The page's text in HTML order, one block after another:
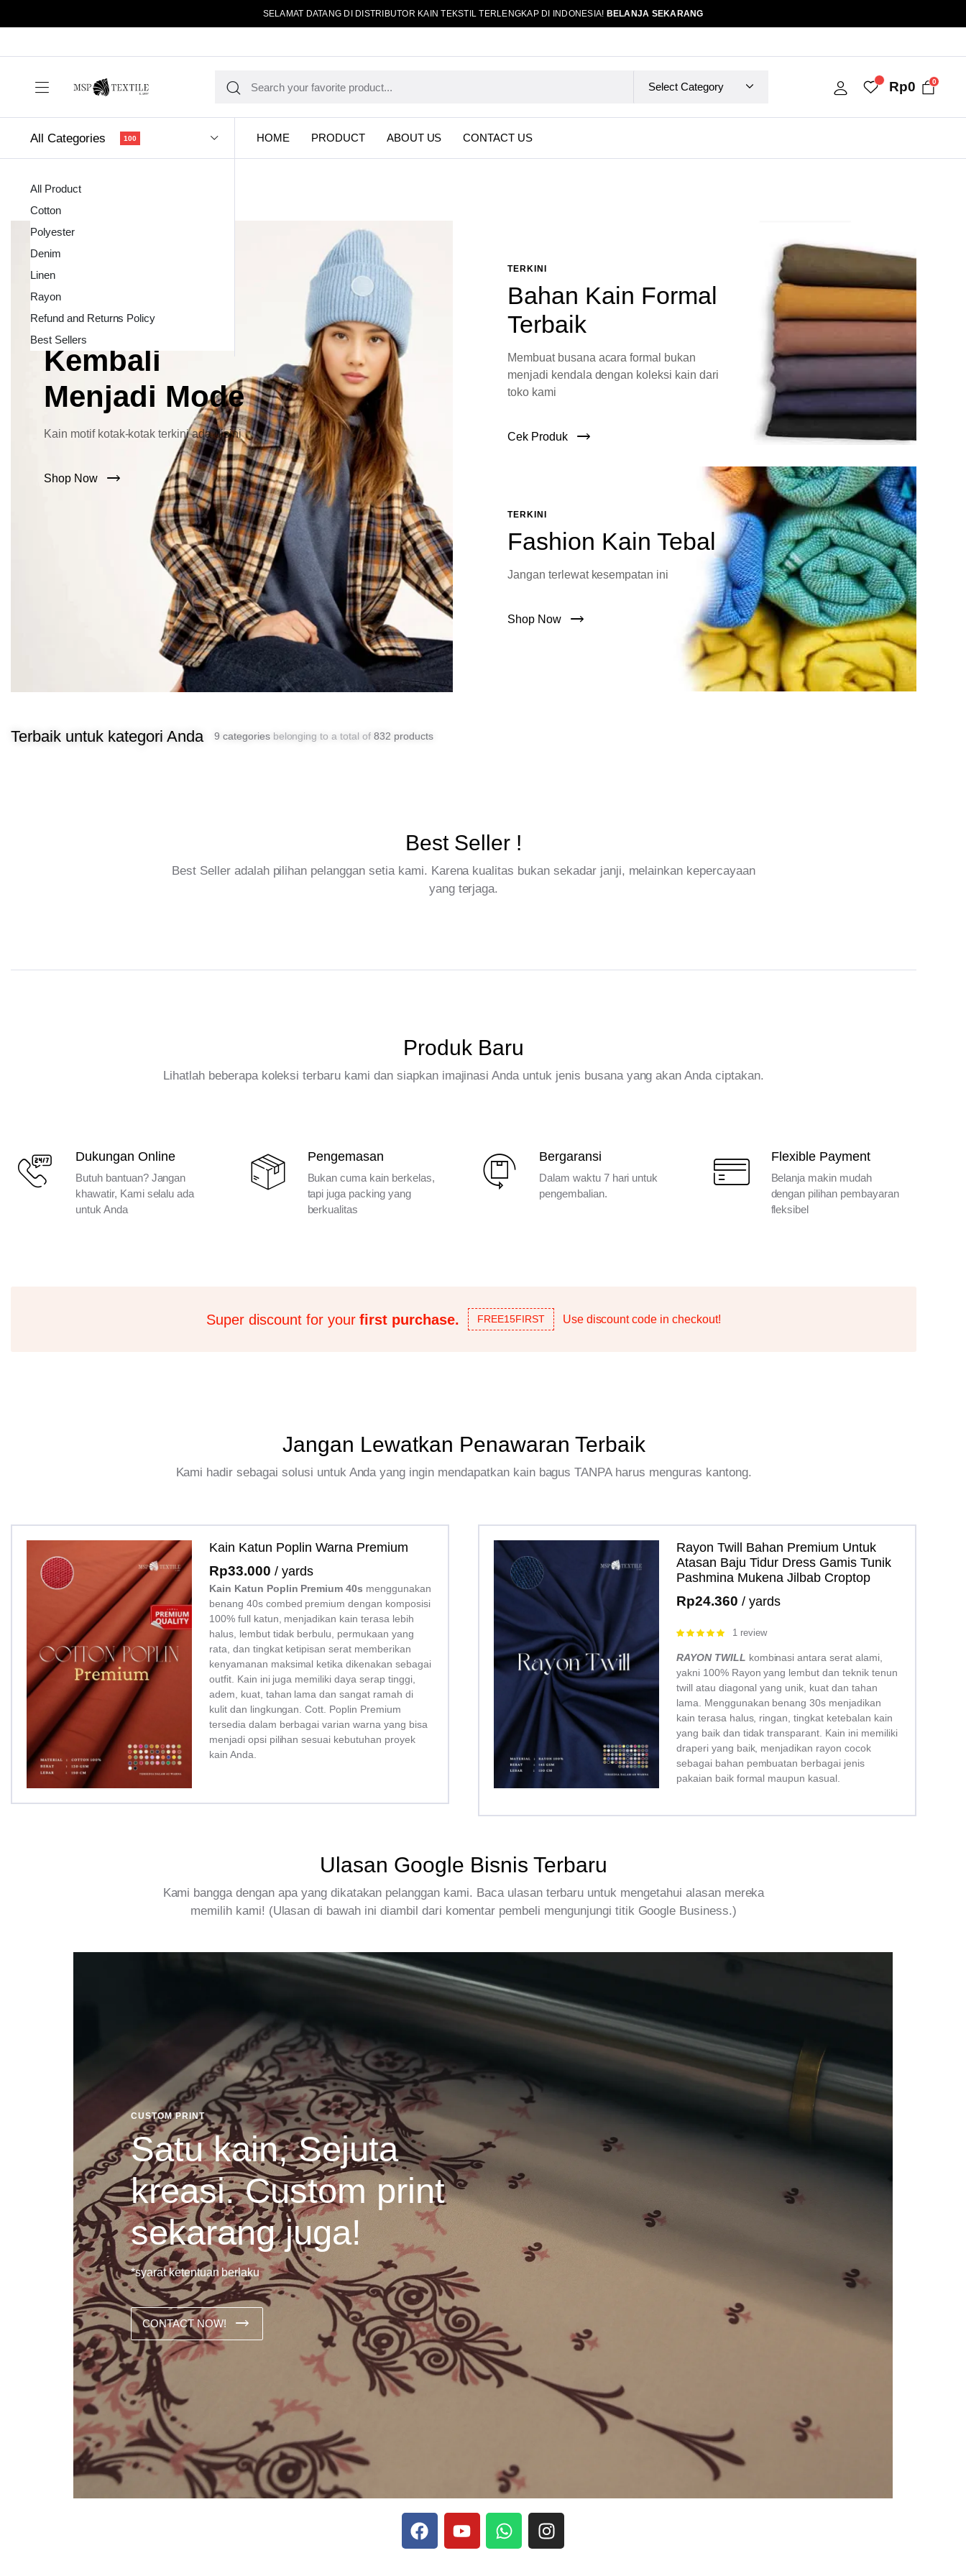
SELAMAT DATANG DI DISTRIBUTOR KAIN TEKSTIL TERLENGKAP DI INDONESIA! BELANJA SEKARANG
Rp0 0
All Categories 100
All Product
Cotton
Polyester
Denim
Linen
Rayon
Refund and Returns Policy
Best Sellers
HOME PRODUCT ABOUT US CONTACT US
Kain Pola
Lebar Kini
Kembali
Menjadi Mode
Kain motif kotak-kotak terkini ada disini
Shop Now
TERKINI
Bahan Kain Formal
Terbaik
Membuat busana acara formal bukan
menjadi kendala dengan koleksi kain dari
toko kami
Cek Produk
TERKINI
Fashion Kain Tebal
Jangan terlewat kesempatan ini
Shop Now
Terbaik untuk kategori Anda 9 categoriesbelonging to a total of 832 products
Best Seller !
Best Seller adalah pilihan pelanggan setia kami. Karena kualitas bukan sekadar janji, melainkan kepercayaan
yang terjaga.
Produk Baru
Lihatlah beberapa koleksi terbaru kami dan siapkan imajinasi Anda untuk jenis busana yang akan Anda ciptakan.
Dukungan Online
Butuh bantuan? Jangan
khawatir, Kami selalu ada
untuk Anda
Pengemasan
Bukan cuma kain berkelas,
tapi juga packing yang
berkualitas
Bergaransi
Dalam waktu 7 hari untuk
pengembalian.
Flexible Payment
Belanja makin mudah
dengan pilihan pembayaran
fleksibel
Super discount for yourfirst purchase. FREE15FIRST Use discount code in checkout!
Jangan Lewatkan Penawaran Terbaik
Kami hadir sebagai solusi untuk Anda yang ingin mendapatkan kain bagus TANPA harus menguras kantong.
Kain Katun Poplin Warna Premium
Rp33.000 / yards
Kain Katun Poplin Premium 40s menggunakan
benang 40s combed premium dengan komposisi
100% full katun, menjadikan kain terasa lebih
halus, lembut tidak berbulu, permukaan yang
rata, dan tingkat ketipisan serat memberikan
kenyamanan maksimal ketika dikenakan sebagai
outfit. Kain ini juga memiliki daya serap tinggi,
adem, kuat, tahan lama dan sangat ramah di
kulit dan lingkungan. Cott. Poplin Premium
tersedia dalam berbagai varian warna yang bisa
menjadi opsi pilihan sesuai kebutuhan proyek
kain Anda.
Rayon Twill Bahan Premium Untuk
Atasan Baju Tidur Dress Gamis Tunik
Pashmina Mukena Jilbab Croptop
Rp24.360 / yards
Rated
1 review
RAYON TWILL kombinasi antara serat alami,
yakni 100% Rayon yang lembut dan teknik tenun
twill atau diagonal yang unik, kuat dan tahan
lama. Menggunakan benang 30s menjadikan
kain terasa halus, ringan, tingkat ketebalan kain
yang baik dan tidak transparant. Kain ini memiliki
draperi yang baik, menjadikan rayon cocok
sebagai bahan pembuatan berbagai jenis
pakaian baik formal maupun kasual.
Ulasan Google Bisnis Terbaru
Kami bangga dengan apa yang dikatakan pelanggan kami. Baca ulasan terbaru untuk mengetahui alasan mereka
memilih kami! (Ulasan di bawah ini diambil dari komentar pembeli mengunjungi titik Google Business.)
CUSTOM PRINT
Satu kain, Sejuta
kreasi. Custom print
sekarang juga!
*syarat ketentuan berlaku
CONTACT NOW!